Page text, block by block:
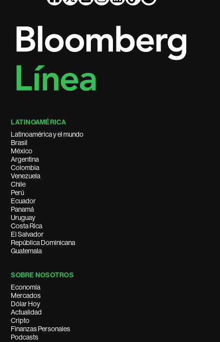
LATINOAMÉRICA
Latinoamérica y el mundo
Brasil
México
Argentina
Colombia
Venezuela
Chile
Perú
Ecuador
Panamá
Uruguay
Costa Rica
El Salvador
República Dominicana
Guatemala
SOBRE NOSOTROS
Economía
Mercados
Dólar Hoy
Actualidad
Cripto
Finanzas Personales
Podcasts